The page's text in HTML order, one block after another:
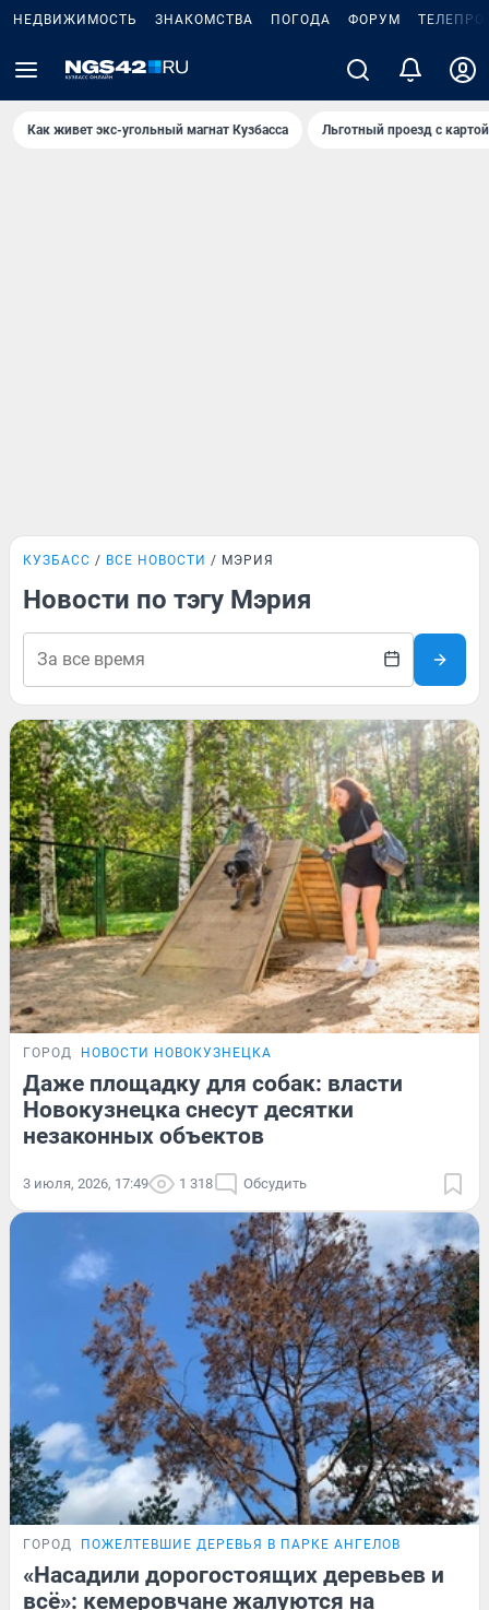
НЕДВИЖИМОСТЬ ЗНАКОМСТВА ПОГОДА ФОРУМ
Как живет экс-угольный магнат Кузбасса Льготный проезд с
КУЗБАСС ВСЕ НОВОСТИ МЭРИЯ
Новости по тэгу Мэрия
ГОРОД НОВОСТИ НОВОКУЗНЕЦКА
Даже площадку для собак: власти
Новокузнецка снесут десятки
незаконных объектов
3 июля, 2026, 17:49 1 318 Обсудить
ГОРОД ПОЖЕЛТЕВШИЕ ДЕРЕВЬЯ В ПАРКЕ АНГЕЛОВ
«Насадили дорогостоящих деревьев и
всё»: кемеровчане жалуются на